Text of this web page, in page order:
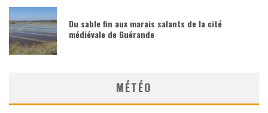
Du sable fin aux marais salants de la cité
médiévale de Guérande
MÉTÉO